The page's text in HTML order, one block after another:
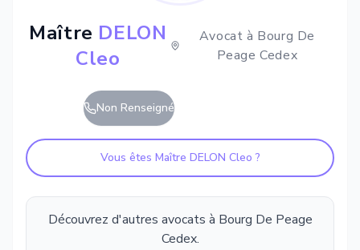
Maître DELON
Cleo
Avocat à Bourg De
Peage Cedex
Non Renseigné
Vous êtes Maître DELON Cleo ?
Découvrez d'autres avocats à Bourg De Peage
Cedex.